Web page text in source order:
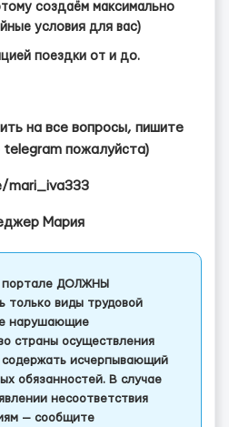
создаём максимально
условия для вас)
поездки от и до.
на все вопросы, пишите
telegram пожалуйста)
mari_iva333
Мария
портале ДОЛЖНЫ
только виды трудовой
нарушающие
страны осуществления
содержать исчерпывающий
обязанностей. В случае
несоответствия
— сообщите